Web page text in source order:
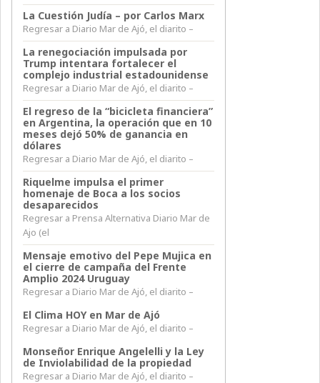
La Cuestión Judía – por Carlos Marx
Regresar a Diario Mar de Ajó, el diarito –
La renegociación impulsada por
Trump intentara fortalecer el
complejo industrial estadounidense
Regresar a Diario Mar de Ajó, el diarito –
El regreso de la “bicicleta financiera”
en Argentina, la operación que en 10
meses dejó 50% de ganancia en
dólares
Regresar a Diario Mar de Ajó, el diarito –
Riquelme impulsa el primer
homenaje de Boca a los socios
desaparecidos
Regresar a Prensa Alternativa Diario Mar de
Ajo (el
Mensaje emotivo del Pepe Mujica en
el cierre de campaña del Frente
Amplio 2024 Uruguay
Regresar a Diario Mar de Ajó, el diarito –
El Clima HOY en Mar de Ajó
Regresar a Diario Mar de Ajó, el diarito –
Monseñor Enrique Angelelli y la Ley
de Inviolabilidad de la propiedad
Regresar a Diario Mar de Ajó, el diarito –